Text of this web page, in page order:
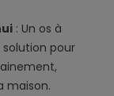
: Un os à
pour
maison.